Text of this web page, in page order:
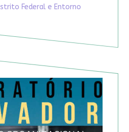
Federal e Entorno